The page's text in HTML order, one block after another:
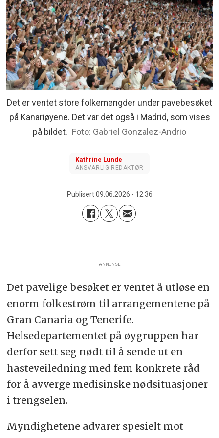
Det er ventet store folkemengder under pavebesøket
på Kanariøyene. Det var det også i Madrid, som vises
på bildet.
Gabriel Gonzalez-Andrio
Kathrine Lunde
ANSVARLIG REDAKTØR
Publisert 09.06.2026 - 12:36
ANNONSE
Det pavelige besøket er ventet å utløse en
enorm folkestrøm til arrangementene på
Gran Canaria og Tenerife.
Helsedepartementet på øygruppen har
derfor sett seg nødt til å sende ut en
hasteveiledning med fem konkrete råd
for å avverge medisinske nødsituasjoner
i trengselen.
Myndighetene advarer spesielt mot